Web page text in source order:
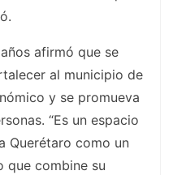
afirmó que se
al municipio de
y se promueva
“Es un espacio
Querétaro como un
que combine su